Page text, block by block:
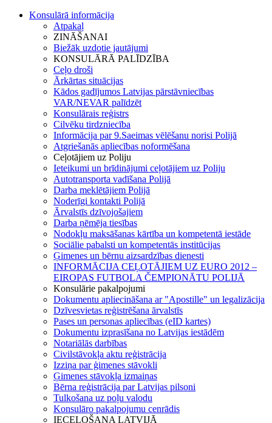
Konsulārā informācija
Atpakaļ
ZINĀŠANAI
Biežāk uzdotie jautājumi
KONSULĀRĀ PALĪDZĪBA
Ceļo droši
Ārkārtas situācijas
Kādos gadījumos Latvijas pārstāvniecības
VAR/NEVAR palīdzēt
Konsulārais reģistrs
Cilvēku tirdzniecība
Informācija par 9.Saeimas vēlēšanu norisi Polijā
Atgriešanās apliecības noformēšana
Ceļotājiem uz Poliju
Ieteikumi un brīdinājumi ceļotājiem uz Poliju
Autotransporta vadīšana Polijā
Darba meklētājiem Polijā
Noderīgi kontakti Polijā
Ārvalstīs dzīvojošajiem
Darba ņēmēja tiesības
Nodokļu maksāšanas kārtība un kompetentā iestāde
Sociālie pabalsti un kompetentās institūcijas
Ģimenes un bērnu aizsardzības dienesti
INFORMĀCIJA CEĻOTĀJIEM UZ EURO 2012 –
EIROPAS FUTBOLA ČEMPIONĀTU POLIJĀ
Konsulārie pakalpojumi
Dokumentu apliecināšana ar "Apostille" un legalizācija
Dzīvesvietas reģistrēšana ārvalstīs
Pases un personas apliecības (eID kartes)
Dokumentu izprasīšana no Latvijas iestādēm
Notariālās darbības
Civilstāvokļa aktu reģistrācija
Izziņa par ģimenes stāvokli
Ģimenes stāvokļa izmaiņas
Bērna reģistrācija par Latvijas pilsoni
Tulkošana uz poļu valodu
Konsulāro pakalpojumu cenrādis
IECEĻOŠANA LATVIJĀ